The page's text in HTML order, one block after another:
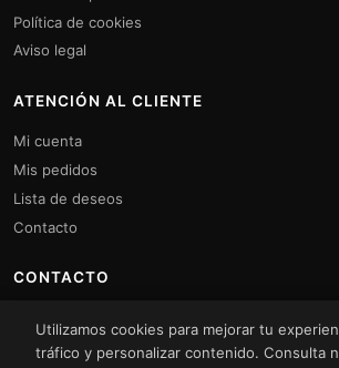
Política de cookies
Aviso legal
ATENCIÓN AL CLIENTE
Mi cuenta
Mis pedidos
Lista de deseos
Contacto
CONTACTO
Sábados: 10:00 a 14:00
Utilizamos cookies para mejorar tu
tráfico y personalizar contenido. Consulta